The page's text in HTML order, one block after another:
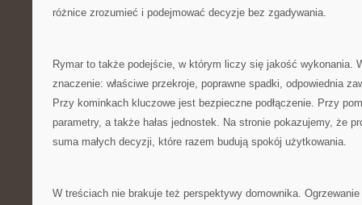
różnice zrozumieć i podejmować decyzje bez zgadywania.
Rymar to także podejście, w którym liczy się jakość wykonania.
znaczenie: właściwe przekroje, poprawne spadki, odpowiednia
Przy kominkach kluczowe jest bezpieczne podłączenie. Przy
parametry, a także hałas jednostek. Na stronie pokazujemy, że
suma małych decyzji, które razem budują spokój użytkowania.
W treściach nie brakuje też perspektywy domownika.